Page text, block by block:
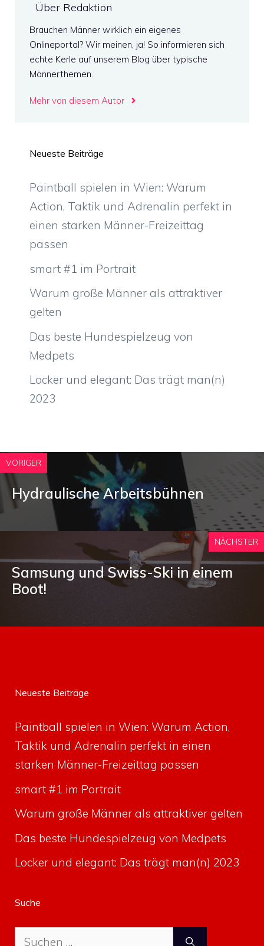
Über Redaktion
Brauchen Männer wirklich ein eigenes
Onlineportal? Wir meinen, ja! So informieren sich
echte Kerle auf unserem Blog über typische
Männerthemen.
Mehr von diesem Autor
Neueste Beiträge
Paintball spielen in Wien: Warum
Action, Taktik und Adrenalin perfekt in
einen starken Männer-Freizeittag
passen
smart #1 im Portrait
Warum große Männer als attraktiver
gelten
Das beste Hundespielzeug von
Medpets
Locker und elegant: Das trägt man(n)
2023
VORIGER
Hydraulische Arbeitsbühnen
NÄCHSTER
Samsung und Swiss-Ski in einem
Boot!
Neueste Beiträge
Paintball spielen in Wien: Warum Action,
Taktik und Adrenalin perfekt in einen
starken Männer-Freizeittag passen
smart #1 im Portrait
Warum große Männer als attraktiver gelten
Das beste Hundespielzeug von Medpets
Locker und elegant: Das trägt man(n) 2023
Suche
Suche